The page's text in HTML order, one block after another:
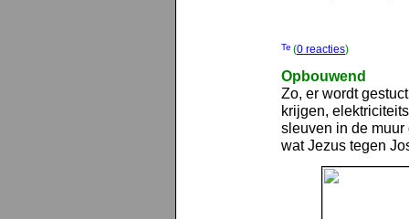
(0 reacties)
Opbouwend
Zo, er wordt
krijgen,
sleuven in de
wat Jezus tegen